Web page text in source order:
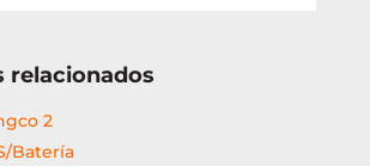
relacionados